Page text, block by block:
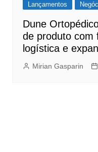
Lançamentos
Dune
de produto com
logística e
Mirian Gasparin